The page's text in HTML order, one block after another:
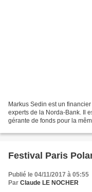
Markus Sedin est un
experts de la Norda-Bank. Il
gérante de fonds pour la
Festival Paris
Publié le 04/11/2017 à 05:55
Par Claude LE NOCHER